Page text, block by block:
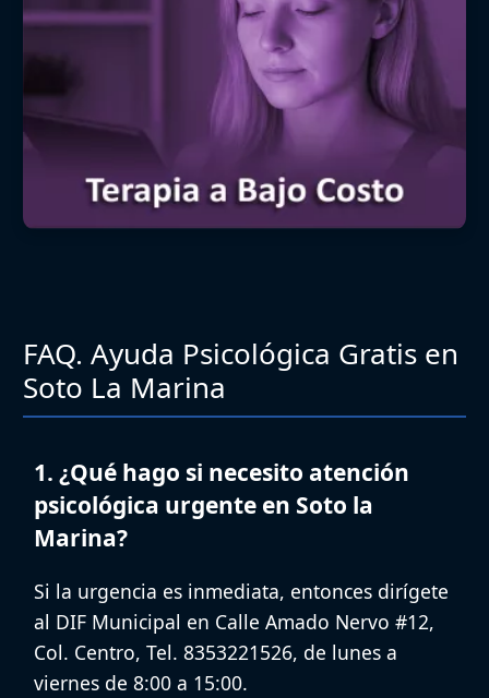
FAQ. Ayuda Psicológica Gratis en
Soto La Marina
1. ¿Qué hago si necesito atención
psicológica urgente en Soto la
Marina?
Si la urgencia es inmediata, entonces dirígete
al DIF Municipal en Calle Amado Nervo #12,
Col. Centro, Tel. 8353221526, de lunes a
viernes de 8:00 a 15:00.